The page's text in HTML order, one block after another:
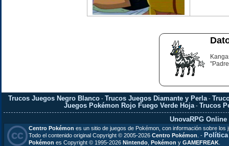
Trucos Juegos Negro Blanco- Trucos Juegos Diamante y Perla-
Juegos Pokémon Rojo Fuego Verde Hoja -Trucos
UnovaRPG Online
Centro Pokémon es un sitio de juegos de Pokémon, con información sobre
Todo el contenido original Copyright © 2005-2026 Centro Pokémon . -
Pokémon es Copyright © 1995-2026 Nintendo Pokémon y GAMEFREAK